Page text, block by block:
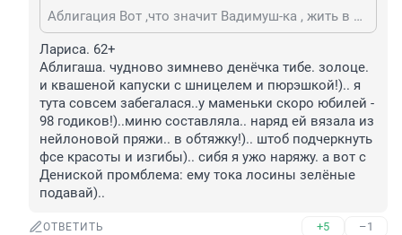
Аблигация Вот ,что значит Вадимуш-ка , жить в одном поселении ))
Лариса. 62+
Аблигаша. чудново зимнево денёчка тибе. золоце.
и квашеной капуски с шницелем и пюрэшкой!).. я
тута совсем забегалася..у маменьки скоро юбилей -
98 годиков!)..миню составляла.. наряд ей вязала из
нейлоновой пряжи.. в обтяжку!).. штоб подчеркнуть
фсе красоты и изгибы).. сибя я ужо наряжу. а вот с
Дениской промблема: ему тока лосины зелёные
подавай)..
ОТВЕТИТЬ +5 –1